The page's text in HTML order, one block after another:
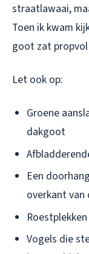
straatlawaai,
Toen ik kwam
goot zat
Let ook op:
Groene
dakgoot
Een
overkant
Vogels die